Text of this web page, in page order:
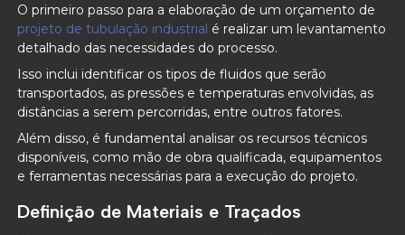
O primeiro passo para a elaboração de um orçamento de
projeto de tubulação industrial é realizar um levantamento
detalhado das necessidades do processo.
Isso inclui identificar os tipos de fluidos que serão
transportados, as pressões e temperaturas envolvidas, as
distâncias a serem percorridas, entre outros fatores.
Além disso, é fundamental analisar os recursos técnicos
disponíveis, como mão de obra qualificada, equipamentos
e ferramentas necessárias para a execução do projeto.
Definição de Materiais e Traçados